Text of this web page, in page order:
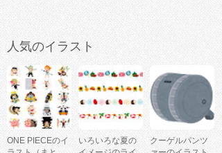
人気のイラスト
ONE PIECEのイ
いろいろな夏の
クーゲルパンツ